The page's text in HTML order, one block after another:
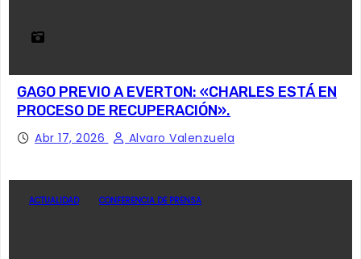
GAGO PREVIO A EVERTON: «CHARLES ESTÁ EN
PROCESO DE RECUPERACIÓN».
Abr 17, 2026 Alvaro Valenzuela
ACTUALIDAD CONFERENCIA DE PRENSA